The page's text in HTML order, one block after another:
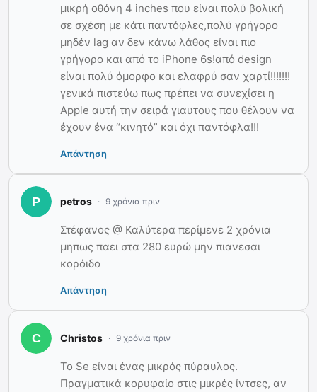
μικρή οθόνη 4 inches που είναι πολύ βολική
σε σχέση με κάτι παντόφλες,πολύ γρήγορο
μηδέν lag αν δεν κάνω λάθος είναι πιο
γρήγορο και από το iPhone 6s!από design
είναι πολύ όμορφο και ελαφρύ σαν χαρτί!!!!!!!
γενικά πιστεύω πως πρέπει να συνεχίσει η
Apple αυτή την σειρά γιαυτους που θέλουν να
έχουν ένα “κινητό” και όχι παντόφλα!!!
Απάντηση
petros 9 χρόνια πριν
Στέφανος @ Καλύτερα περίμενε 2 χρόνια
μηπως παει στα 280 ευρώ μην πιανεσαι
κορόιδο
Απάντηση
Christos 9 χρόνια πριν
Το Se είναι ένας μικρός πύραυλος.
Πραγματικά κορυφαίο στις μικρές ίντσες, αν